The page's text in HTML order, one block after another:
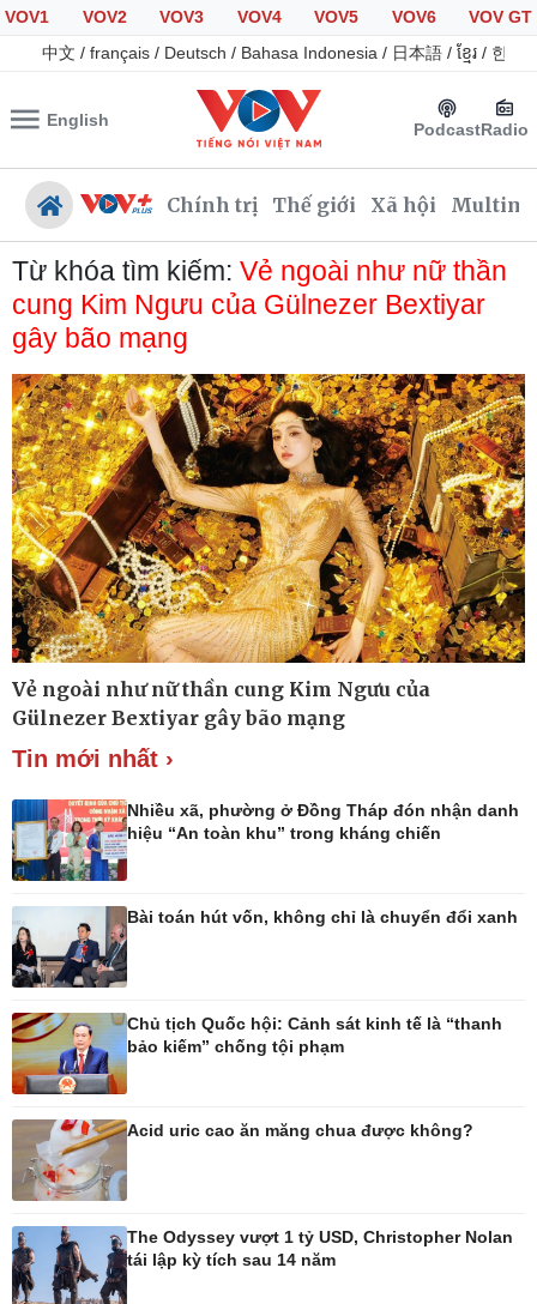
VOV1 VOV2 VOV3 VOV4 VOV5 VOV6
VOV GT
中文 / français / Deutsch / Bahasa Indonesia / 日本語 / ខ្មែរ / 한국
English PodcastRadio
Chính trị Thế giới Xã hội
Chính trị
Đảng
Tổ chức nhân sự
Quốc hội
Nhận diện sự thật
Tin 24h
Giáo dục
Dự báo thời tiết
Dấu ấn VOV
Việc làm
Biển đảo
Thế giới
Quan sát
Cuộc sống đó đây
Hồ sơ
Multimedia
Video
E-Magazine
Bất động sản
Khởi nghiệp
Giá vàng
Giá cà phê
Pháp luật
Vụ án
Tư vấn luật
Bóng đá Việt Nam
Thế giới thể thao
Từ khóa tìm kiếm: Vẻ ngoài như nữ thần
cung Kim Ngưu của Gülnezer Bextiyar
gây bão mạng
Vẻ ngoài như nữ thần cung Kim Ngưu của
Gülnezer Bextiyar gây bão mạng
Tin mới nhất ›
Nhiều xã, phường ở Đồng Tháp đón nhận danh
hiệu “An toàn khu” trong kháng chiến
Bài toán hút vốn, không chỉ là chuyển đổi xanh
Chủ tịch Quốc hội: Cảnh sát kinh tế là “thanh
bảo kiếm” chống tội phạm
Acid uric cao ăn măng chua được không?
The Odyssey vượt 1 tỷ USD, Christopher Nolan
tái lập kỳ tích sau 14 năm